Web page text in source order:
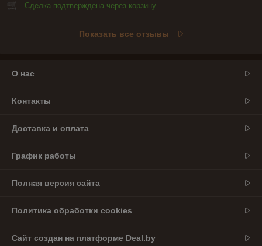
Сделка подтверждена через корзину
Показать все отзывы
О нас
Контакты
Доставка и оплата
График работы
Полная версия сайта
Политика обработки cookies
Сайт создан на платформе Deal.by